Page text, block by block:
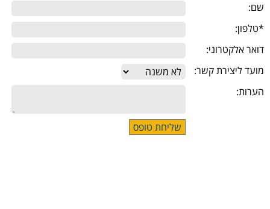
שם:
*טלפון:
דואר אלקטרוני:
מועד ליצירת קשר:
הערות: